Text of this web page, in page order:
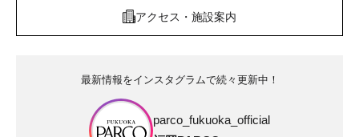
アクセス・施設案内
最新情報をインスタグラムで続々更新中！
parco_fukuoka_official